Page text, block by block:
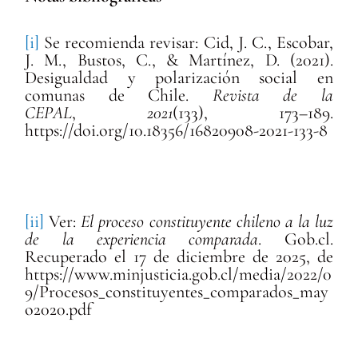
[i] Se recomienda revisar: Cid, J. C., Escobar,
J. M., Bustos, C., & Martínez, D. (2021).
Desigualdad y polarización social en
comunas de Chile. Revista de la
CEPAL, 2021(133), 173–189.
https://doi.org/10.18356/16820908-2021-133-8
[ii] Ver:El proceso constituyente chileno a la luz
de la experiencia comparada. Gob.cl.
Recuperado el 17 de diciembre de 2025, de
https://www.minjusticia.gob.cl/media/2022/0
9/Procesos_constituyentes_comparados_may
o2020.pdf